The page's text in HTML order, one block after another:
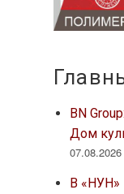
BN
Дом
07.08.2026
В «НУН»